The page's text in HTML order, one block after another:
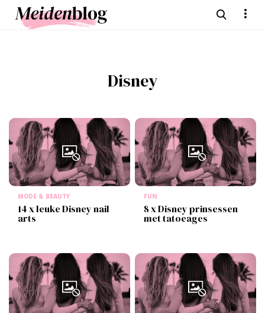
Disney
MODE & BEAUTY
14 x leuke Disney nail
arts
FUN
8 x Disney prinsessen
met tatoeages